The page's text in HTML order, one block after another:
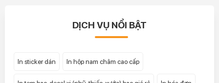
DỊCH VỤ NỔI BẬT
In sticker dán In hộp nam châm cao cấp